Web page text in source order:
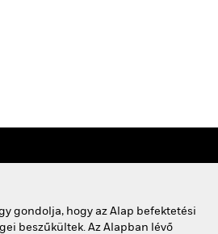
gondolja, hogy az Alap befektetési
beszűkültek. Az Alapban lévő